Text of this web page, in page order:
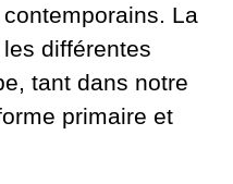
La
différentes
tant dans notre
primaire et